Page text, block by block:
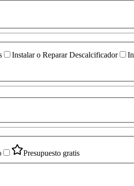
Instalar o Reparar Descalcificador
Presupuesto gratis